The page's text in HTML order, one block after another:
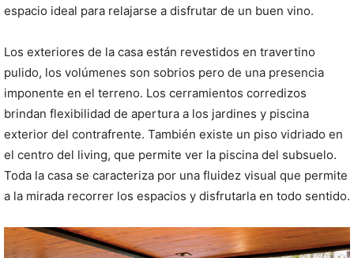
espacio ideal para relajarse a disfrutar de un buen vino.
Los exteriores de la casa están revestidos en travertino
pulido, los volúmenes son sobrios pero de una presencia
imponente en el terreno. Los cerramientos corredizos
brindan flexibilidad de apertura a los jardines y piscina
exterior del contrafrente. También existe un piso vidriado en
el centro del living, que permite ver la piscina del subsuelo.
Toda la casa se caracteriza por una fluidez visual que permite
a la mirada recorrer los espacios y disfrutarla en todo sentido.